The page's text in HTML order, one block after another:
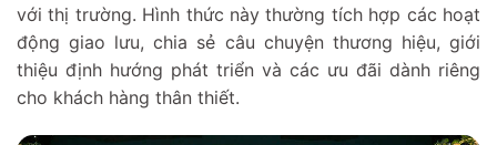
với thị trường. Hình thức này thường tích hợp các hoạt
động giao lưu, chia sẻ câu chuyện thương hiệu, giới
thiệu định hướng phát triển và các ưu đãi dành riêng
cho khách hàng thân thiết.